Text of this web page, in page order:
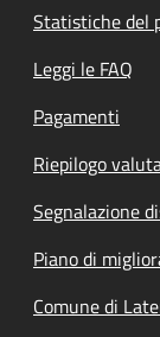
Statistiche del
Leggi le FAQ
Pagamenti
Riepilogo
Segnalazione
Piano di
Comune di